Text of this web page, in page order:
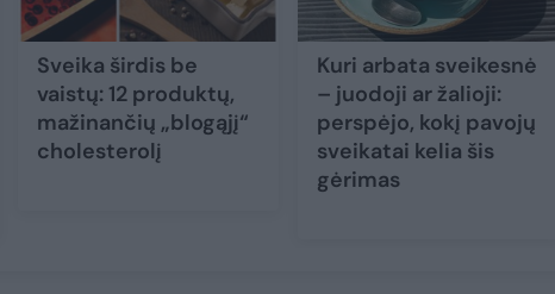
Sveika širdis be
vaistų: 12 produktų,
mažinančių „blogąjį“
cholesterolį
Kuri arbata sveikesnė
– juodoji ar žalioji:
perspėjo, kokį pavojų
sveikatai kelia šis
gėrimas